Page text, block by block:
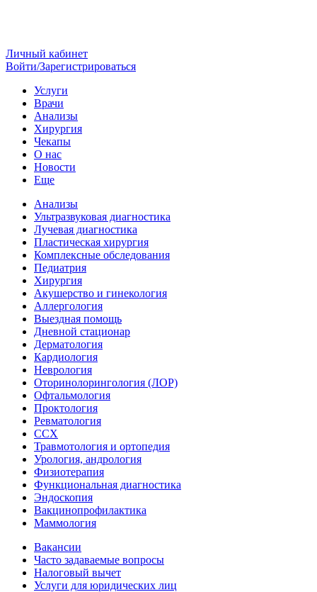
Личный кабинет
Войти/Зарегистрироваться
Услуги
Врачи
Анализы
Хирургия
Чекапы
О нас
Новости
Еще
Анализы
Ультразвуковая диагностика
Лучевая диагностика
Пластическая хирургия
Комплексные обследования
Педиатрия
Хирургия
Акушерство и гинекология
Аллергология
Выездная помощь
Дневной стационар
Дерматология
Кардиология
Неврология
Оторинолорингология (ЛОР)
Офтальмология
Проктология
Ревматология
ССХ
Травмотология и ортопедия
Урология, андрология
Физиотерапия
Функциональная диагностика
Эндоскопия
Вакцинопрофилактика
Маммология
Вакансии
Часто задаваемые вопросы
Налоговый вычет
Услуги для юридических лиц